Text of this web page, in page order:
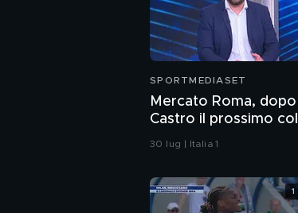
SPORTMEDIASET
Mercato Roma, dopo
Castro il prossimo
è in difesa?
30 lug | Italia 1
1